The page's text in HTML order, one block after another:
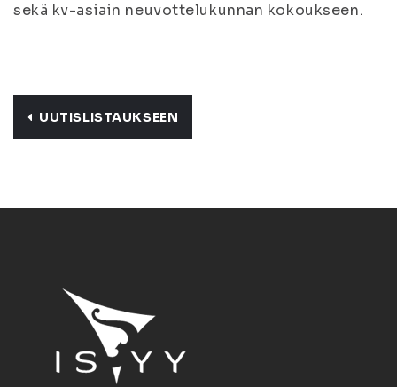
sekä kv-asiain neuvottelukunnan kokoukseen.
UUTISLISTAUKSEEN